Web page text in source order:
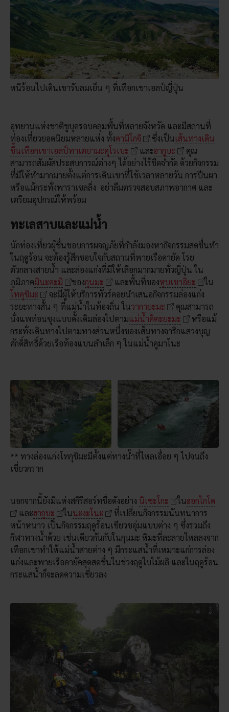
หนีร้อนไปเดินเขารับลมเย็น ๆ ที่เทือกเขาเอลป์ญี่ปุ่น
อุทยานแห่งชาติชูบุครอบคลุมพื้นที่หลายจังหวัด และมีสถานที่
ท่องเที่ยวยอดนิยมหลายแห่ง ทั้งคามิโกจิ ซึ่งเป็นเส้นทางเดิน
ขึ้นเทือกเขาเอลป์ทาเตยามะคุโรเบะ
และฮากูบะ
คุณ
สามารถสัมผัสประสบการณ์ต่างๆ ได้อย่างไร้ขีดจำกัด ด้วยกิจกรรม
ที่มีให้ทำมากมายตั้งแต่การเดินเขาที่ใช้เวลาหลายวัน การปีนผา
หรือแม้กระทั่งพาราเซลลิ่ง อย่าลืมตรวจสอบสภาพอากาศ และ
เตรียมอุปกรณ์ให้พร้อม
ทะเลสาบและแม่น้ำ
นักท่องเที่ยวผู้ชื่นชอบการผจญภัยที่กำลังมองหากิจกรรมสดชื่นทำ
ในฤดูร้อน จะต้องรู้สึกชอบใจกับสถานที่พายเรือคายัค โรย
ตัวกลางสายน้ำ และล่องแก่งที่มีให้เลือกมากมายทั่วญี่ปุ่น ใน
ภูมิภาคมินะคะมิ ของกุนมะ และพื้นที่ของหุบเขาอิยะ
ใน
โทคุชิมะ
จะมีผู้ให้บริการทัวร์คอยนำเสนอกิจกรรมล่องแก่ง
ระยะทางสั้น ๆ ที่แม่น้ำในท้องถิ่น ในวากายะมะ
คุณสามารถ
นั่งแพท่อนซุงแบบดั้งเดิมล่องไปตามแม่น้ำคิตะยะมะ
หรือแม้
กระทั่งเดินทางไปตามทางส่วนหนึ่งของเส้นทางจาริกแสวงบุญ
ศักดิ์สิทธิ์ด้วยเรือท้องแบนลำเล็ก ๆ ในแม่น้ำคูมาโนะ
** ทางล่องแก่งโทกุชิมะมีตั้งแต่ทางน้ำที่ไหลเอื่อย ๆ ไปจนถึง
เชี่ยวกราก
นอกจากนี้ยังมีแห่งสกีรีสอร์ทชื่อดังอย่าง นิเซะโกะ ในฮอกไกโด
และฮากูบะ ในนะงะโนะ
ที่เปลี่ยนกิจกรรมนันทนาการ
หน้าหนาว เป็นกิจกรรมฤดูร้อนเขียวชอุ่มแบบต่าง ๆ ซึ่งรวมถึง
กีฬาทางน้ำด้วย เช่นเดียวกันกับในกุนมะ หิมะที่ละลายไหลลงจาก
เทือกเขาทำให้แม่น้ำสายต่าง ๆ มีกระแสน้ำที่เหมาะแก่การล่อง
แก่งและพายเรือคายัคสุดสดชื่นในช่วงฤดูใบไม้ผลิ และในฤดูร้อน
กระแสน้ำก็จะลดความเชี่ยวลง